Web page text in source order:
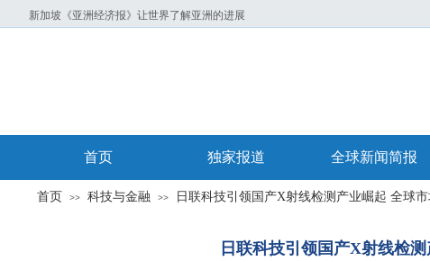
新加坡《亚洲经济报》让世界了解亚洲的进展
首页 独家报道 全球新闻简报
首页 >> 科技与金融 >> 日联科技引领国产X射线检测产业崛起 全球
日联科技引领国产X射线检